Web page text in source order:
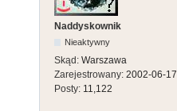
Naddyskownik
Nieaktywny
Skąd: Warszawa
Zarejestrowany: 2002-06-17
Posty: 11,122